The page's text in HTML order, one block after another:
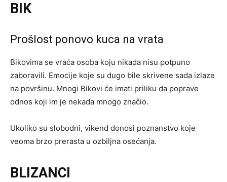
BIK
Prošlost ponovo kuca na vrata
Bikovima se vraća osoba koju nikada nisu potpuno
zaboravili. Emocije koje su dugo bile skrivene sada izlaze
na površinu. Mnogi Bikovi će imati priliku da poprave
odnos koji im je nekada mnogo značio.
Ukoliko su slobodni, vikend donosi poznanstvo koje
veoma brzo prerasta u ozbiljna osećanja.
BLIZANCI